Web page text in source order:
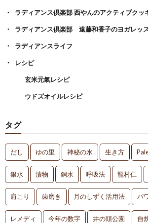
ラディアンス倶楽部 西やんのアクティブクッ
ラディアンス倶楽部 遠藤和香子のヨガレッ
ラディアンスライフ
レシピ
玄米元氣レシピ
ウドズオイルレシピ
タグ
だし ゆの里 神秘の水 生き方
銀水 漬物 銅水 呼吸法 龍村仁
肩こり 歯磨き 月のしずく活用法 パ
レメディ 今年の数字 井の頭公園 自